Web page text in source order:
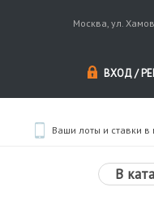
Москва, ул.
ВХОД /
Ваши лоты и ставки
В